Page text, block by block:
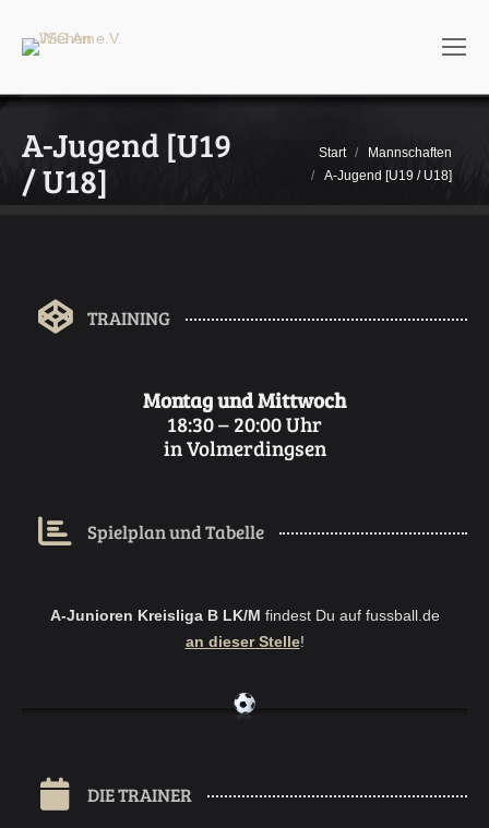
A-Jugend [U19
/ U18]
Sie befinden sich hier:
Start
Mannschaften
A-Jugend [U19 / U18]
TRAINING
Montag und Mittwoch
18:30 – 20:00 Uhr
in Volmerdingsen
Spielplan und Tabelle
A-Junioren Kreisliga B LK/M findest Du auf fussball.de
an dieser Stelle!
DIE TRAINER